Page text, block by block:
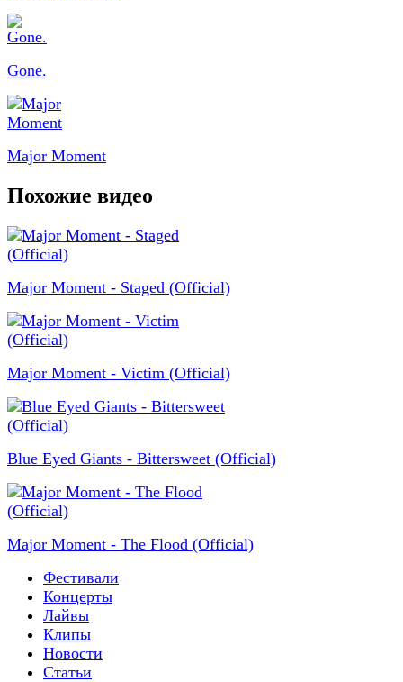
Gone.
Major Moment
Похожие видео
Major Moment - Staged (Official)
Major Moment - Victim (Official)
Blue Eyed Giants - Bittersweet (Official)
Major Moment - The Flood (Official)
Фестивали
Концерты
Лайвы
Клипы
Новости
Статьи